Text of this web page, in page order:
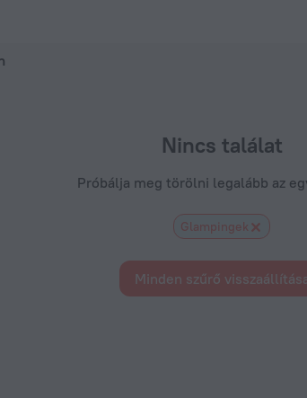
Nincs találat
Próbálja meg törölni legalább az
Glampingek
Minden szűrő
a következőn: ZenHotels.com